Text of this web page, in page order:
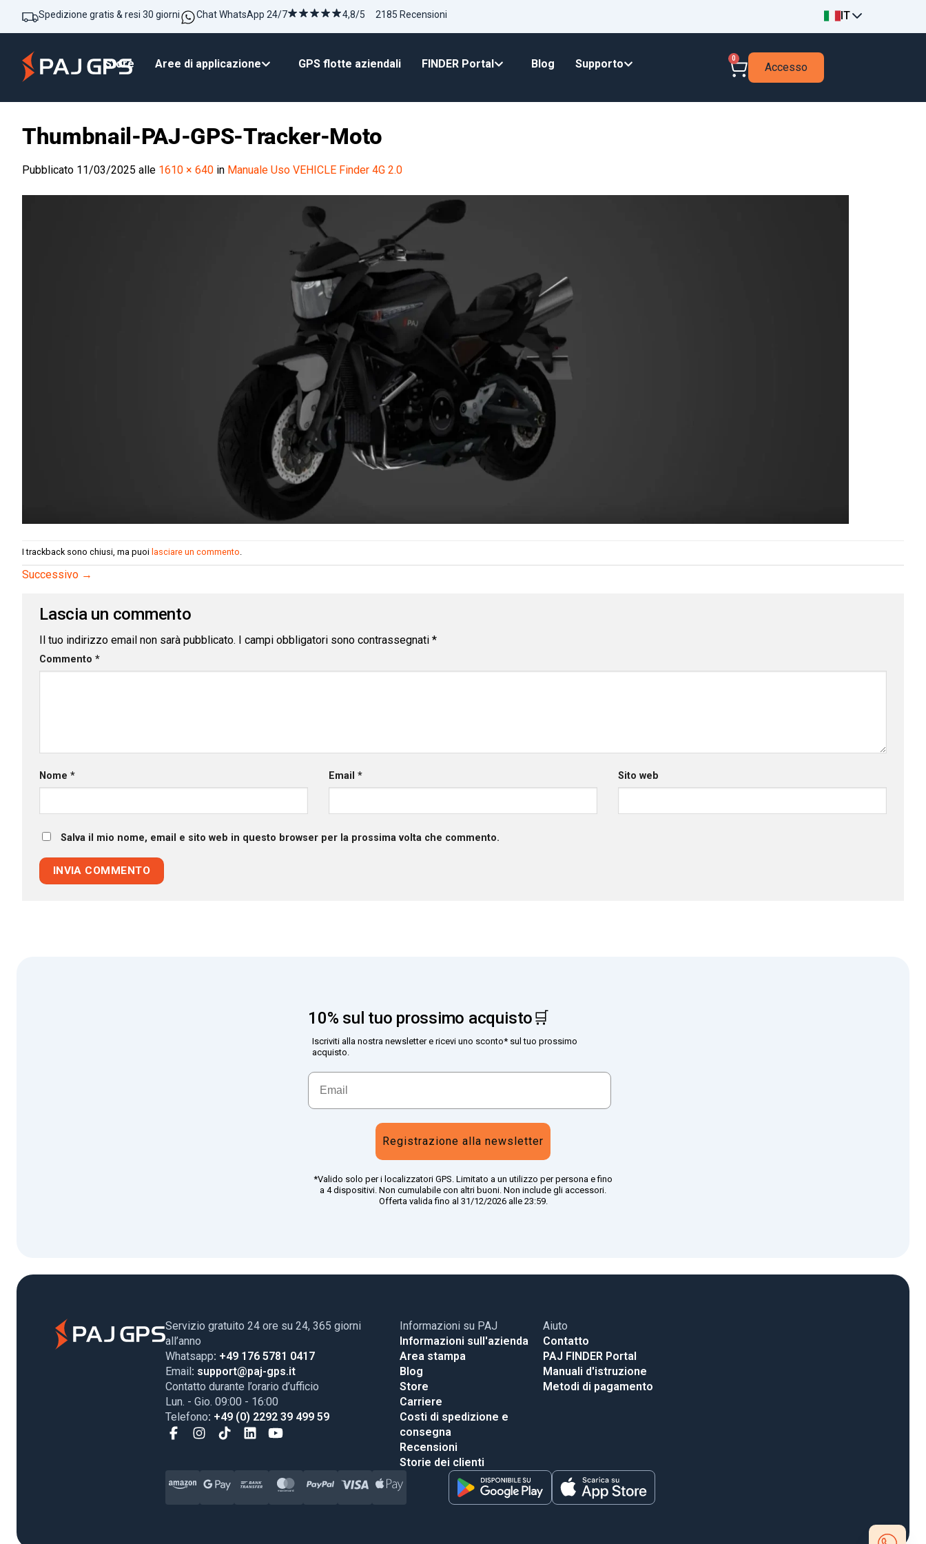
Spedizione gratis & resi 30 giorni Chat WhatsApp 24/7 4,8/5 2185 Recensioni IT
Store Aree di applicazione GPS flotte aziendali FINDER Portal Blog Supporto 0
Accesso
Thumbnail-PAJ-GPS-Tracker-Moto
Pubblicato 11/03/2025 alle 1610 × 640 in Manuale Uso VEHICLE Finder 4G 2.0
I trackback sono chiusi, ma puoi lasciare un commento.
Successivo →
Lascia un commento
Il tuo indirizzo email non sarà pubblicato. I campi obbligatori sono contrassegnati *
Commento *
Nome * Email * Sito web
Salva il mio nome, email e sito web in questo browser per la prossima volta che commento.
10% sul tuo prossimo acquisto🛒
Iscriviti alla nostra newsletter e ricevi uno sconto* sul tuo prossimo
acquisto.
Registrazione alla newsletter
*Valido solo per i localizzatori GPS. Limitato a un utilizzo per persona e fino
a 4 dispositivi. Non cumulabile con altri buoni. Non include gli accessori.
Offerta valida fino al 31/12/2026 alle 23:59.
Servizio gratuito 24 ore su 24, 365 giorni
all’anno
Whatsapp: +49 176 5781 0417
Email: support@paj-gps.it
Contatto durante l’orario d’ufficio
Lun. - Gio. 09:00 - 16:00
Telefono: +49 (0) 2292 39 499 59
Informazioni su PAJ
Informazioni sull'azienda
Area stampa
Blog
Store
Carriere
Costi di spedizione e
consegna
Recensioni
Storie dei clienti
Aiuto
Contatto
PAJ FINDER Portal
Manuali d'istruzione
Metodi di pagamento